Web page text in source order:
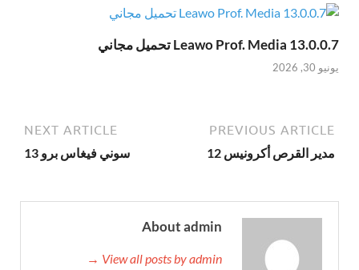
Leawo Prof. Media 13.0.0.7 تحميل مجاني
يونيو 30, 2026
PREVIOUS ARTICLE
مدير القرص أكرونيس 12
NEXT ARTICLE
سوني فيغاس برو 13
About admin
View all posts by admin →